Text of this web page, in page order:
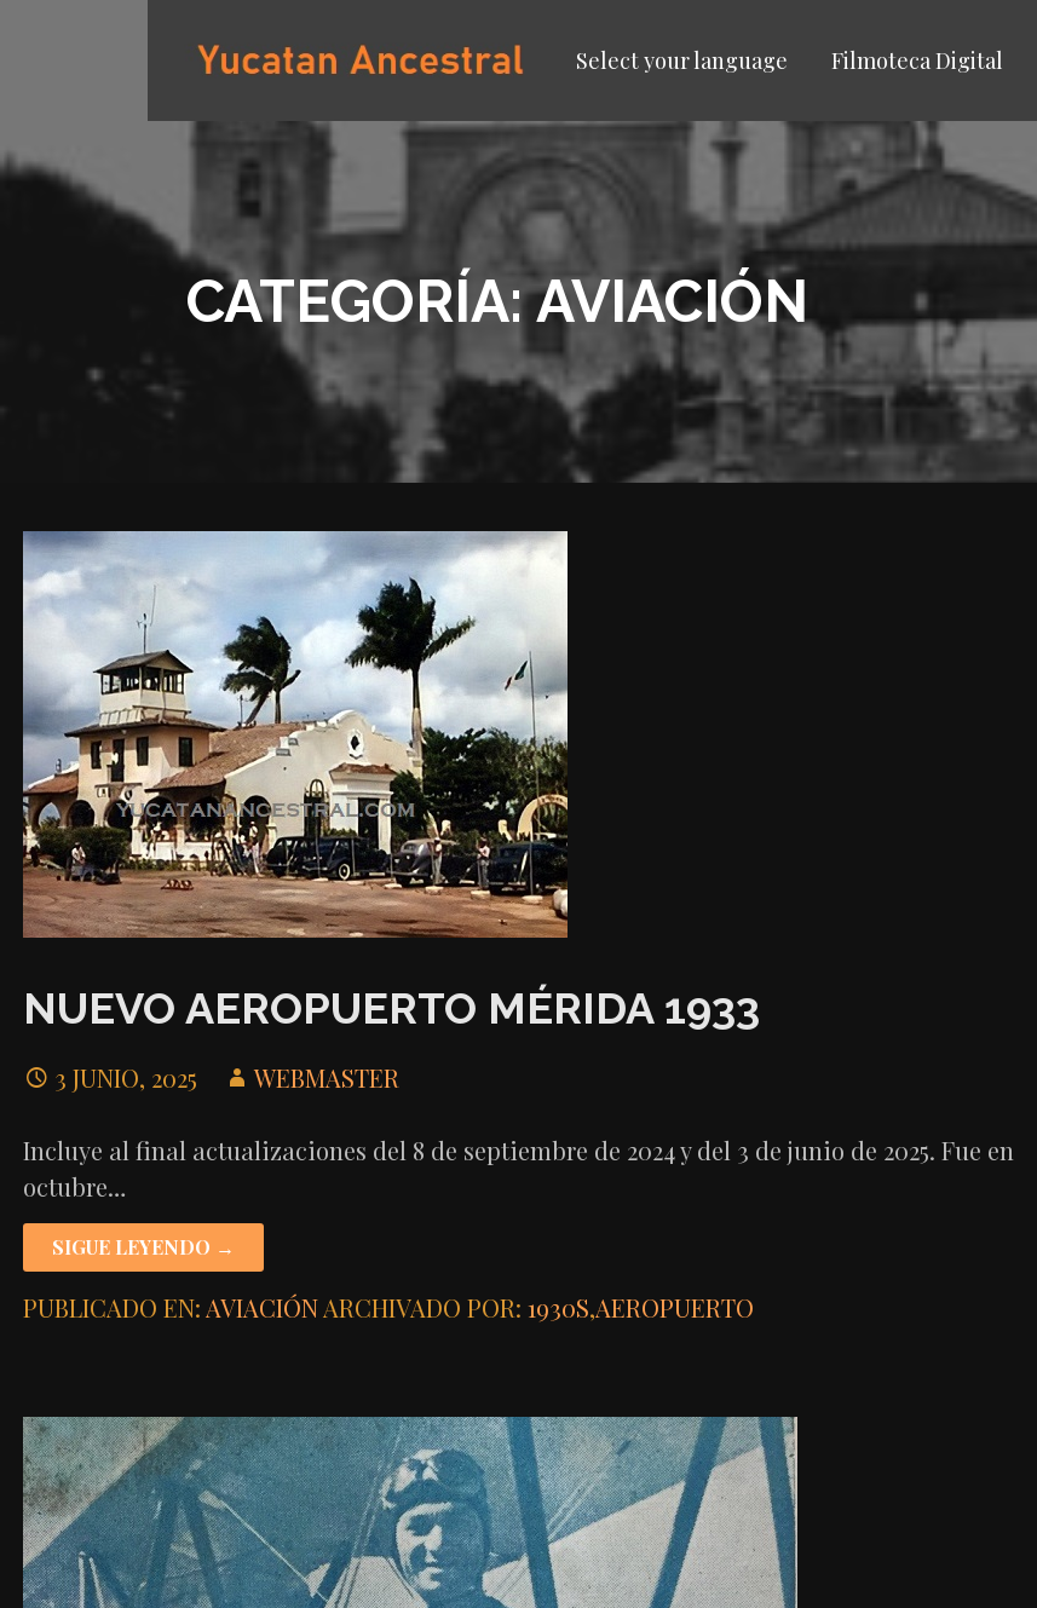
YUCATAN ANCESTRAL
Select your language Filmoteca Digital
CATEGORÍA: AVIACIÓN
NUEVO AEROPUERTO MÉRIDA 1933
3 JUNIO, 2025 WEBMASTER
Incluye al final actualizaciones del 8 de septiembre de 2024 y del 3 de junio de 2025. Fue en
octubre…
SIGUE LEYENDO →
PUBLICADO EN: AVIACIÓNARCHIVADO POR: 1930S,AEROPUERTO